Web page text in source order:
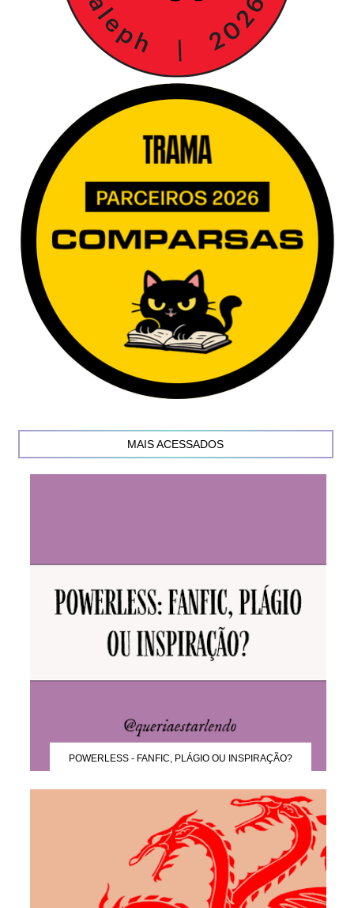
MAIS ACESSADOS
POWERLESS - FANFIC, PLÁGIO OU INSPIRAÇÃO?